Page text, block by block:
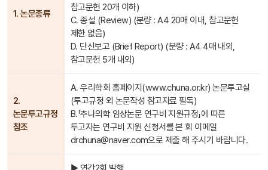
1. 논문종류
참고문헌 20개 이하)
C. 종설 (Review) (분량 : A4 20매 이내, 참고문헌
제한 없음)
D. 단신보고 (Brief Report) (분량 : A4 4매 내외,
참고문헌 5개 내외)
2.
논문투고규정
참조
A. 우리학회 홈페이지(www.chuna.or.kr) 논문투고실
(투고규정 외 논문작성 참고자료 필독)
B.「추나의학 임상논문 연구비 지원규정」에 따른
투고자는 연구비 지원 신청서를 본 회 이메일
drchuna@naver.com으로 제출 해 주시기 바랍니다.